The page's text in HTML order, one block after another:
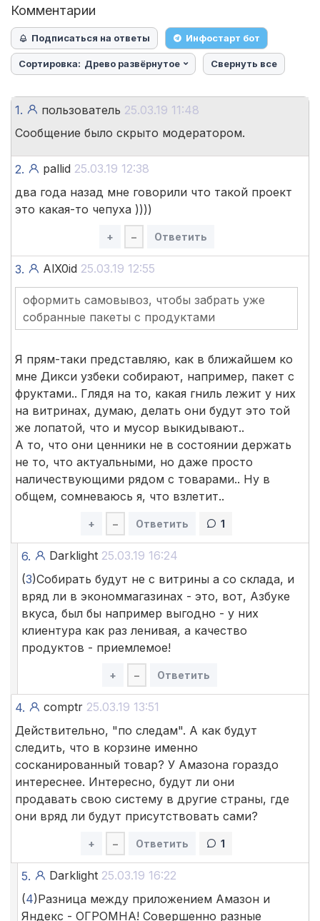
Комментарии
Подписаться на ответы Инфостарт бот
Сортировка: Древо развёрнутое Свернуть все
1. пользователь 25.03.19 11:48
Сообщение было скрыто модератором.
2. pallid 25.03.19 12:38
два года назад мне говорили что такой проект
это какая-то чепуха ))))
+ – Ответить
3. AlX0id 25.03.19 12:55
оформить самовывоз, чтобы забрать уже
собранные пакеты с продуктами
Я прям-таки представляю, как в ближайшем ко
мне Дикси узбеки собирают, например, пакет с
фруктами.. Глядя на то, какая гниль лежит у них
на витринах, думаю, делать они будут это той
же лопатой, что и мусор выкидывают..
А то, что они ценники не в состоянии держать
не то, что актуальными, но даже просто
наличествующими рядом с товарами.. Ну в
общем, сомневаюсь я, что взлетит..
+ – Ответить 1
6. Darklight 25.03.19 16:24
(3)Собирать будут не с витрины а со склада, и
вряд ли в экономмагазинах - это, вот, Азбуке
вкуса, был бы например выгодно - у них
клиентура как раз ленивая, а качество
продуктов - приемлемое!
+ – Ответить
4. comptr 25.03.19 13:51
Действительно, "по следам". А как будут
следить, что в корзине именно
сосканированный товар? У Амазона гораздо
интереснее. Интересно, будут ли они
продавать свою систему в другие страны, где
они вряд ли будут присутствовать сами?
+ – Ответить 1
5. Darklight 25.03.19 16:22
(4)Разница между приложением Амазон и
Яндекс - ОГРОМНА! Совершенно разные